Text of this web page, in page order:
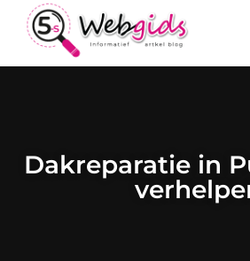
Dakreparatie in